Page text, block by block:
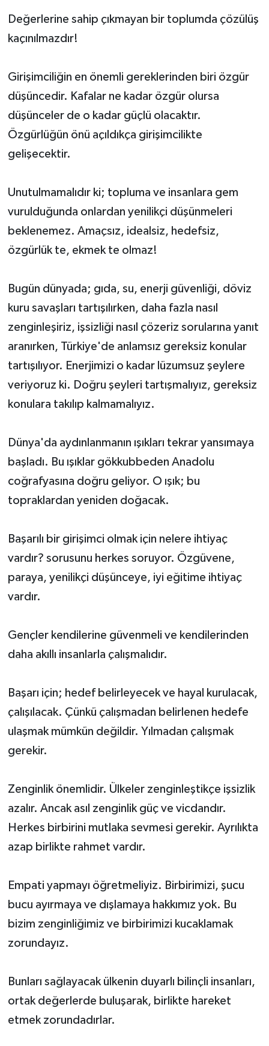
Değerlerine sahip çıkmayan bir toplumda çözülüş
kaçınılmazdır!
Girişimciliğin en önemli gereklerinden biri özgür
düşüncedir. Kafalar ne kadar özgür olursa
düşünceler de o kadar güçlü olacaktır.
Özgürlüğün önü açıldıkça girişimcilikte
gelişecektir.
Unutulmamalıdır ki; topluma ve insanlara gem
vurulduğunda onlardan yenilikçi düşünmeleri
beklenemez. Amaçsız, idealsiz, hedefsiz,
özgürlük te, ekmek te olmaz!
Bugün dünyada; gıda, su, enerji güvenliği, döviz
kuru savaşları tartışılırken, daha fazla nasıl
zenginleşiriz, işsizliği nasıl çözeriz sorularına yanıt
aranırken, Türkiye'de anlamsız gereksiz konular
tartışılıyor. Enerjimizi o kadar lüzumsuz şeylere
veriyoruz ki. Doğru şeyleri tartışmalıyız, gereksiz
konulara takılıp kalmamalıyız.
Dünya'da aydınlanmanın ışıkları tekrar yansımaya
başladı. Bu ışıklar gökkubbeden Anadolu
coğrafyasına doğru geliyor. O ışık; bu
topraklardan yeniden doğacak.
Başarılı bir girişimci olmak için nelere ihtiyaç
vardır? sorusunu herkes soruyor. Özgüvene,
paraya, yenilikçi düşünceye, iyi eğitime ihtiyaç
vardır.
Gençler kendilerine güvenmeli ve kendilerinden
daha akıllı insanlarla çalışmalıdır.
Başarı için; hedef belirleyecek ve hayal kurulacak,
çalışılacak. Çünkü çalışmadan belirlenen hedefe
ulaşmak mümkün değildir. Yılmadan çalışmak
gerekir.
Zenginlik önemlidir. Ülkeler zenginleştikçe işsizlik
azalır. Ancak asıl zenginlik güç ve vicdandır.
Herkes birbirini mutlaka sevmesi gerekir. Ayrılıkta
azap birlikte rahmet vardır.
Empati yapmayı öğretmeliyiz. Birbirimizi, şucu
bucu ayırmaya ve dışlamaya hakkımız yok. Bu
bizim zenginliğimiz ve birbirimizi kucaklamak
zorundayız.
Bunları sağlayacak ülkenin duyarlı bilinçli insanları,
ortak değerlerde buluşarak, birlikte hareket
etmek zorundadırlar.